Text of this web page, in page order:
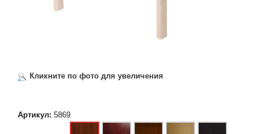
Кликните по фото для увеличения
Артикул: 5869